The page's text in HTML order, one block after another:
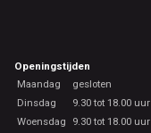
Openingstijden
Maandag
gesloten
Dinsdag
9.30 tot 18.00 uur
Woensdag
9.30 tot 18.00 uur